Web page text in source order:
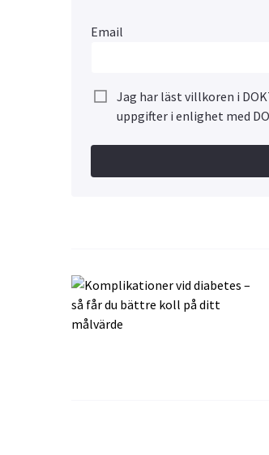
Email
Jag har läst villkoren i
uppgifter i enlighet med